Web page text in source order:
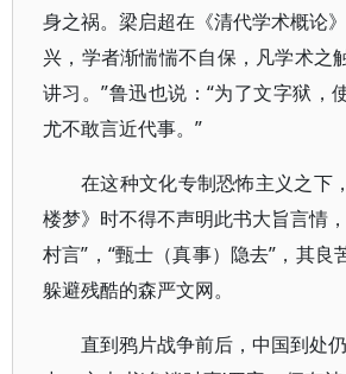
身之祸。梁启超在《清代学术概论
兴，学者渐惴惴不自保，凡学术之
讲习。”鲁迅也说：“为了文字狱，
尤不敢言近代事。”
在这种文化专制恐怖主义之下
楼梦》时不得不声明此书大旨言情
村言”，“甄士（真事）隐去”，其良
躲避残酷的森严文网。
直到鸦片战争前后，中国到处